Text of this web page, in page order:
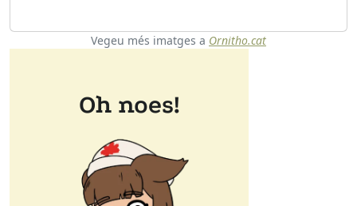
Vegeu més imatges a Ornitho.cat